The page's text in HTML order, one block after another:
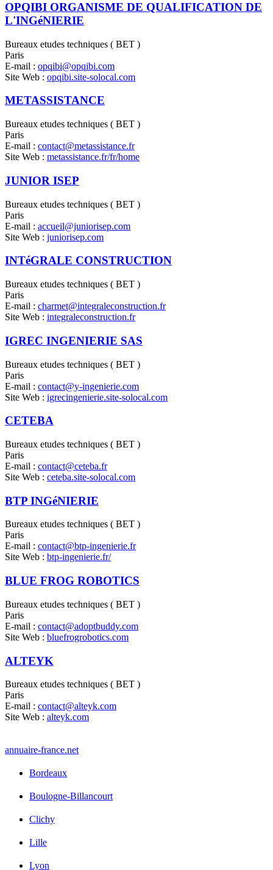
OPQIBI ORGANISME DE QUALIFICATION DE
L'INGéNIERIE
Bureaux etudes techniques ( BET )
Paris
E-mail : opqibi@opqibi.com
Site Web : opqibi.site-solocal.com
METASSISTANCE
Bureaux etudes techniques ( BET )
Paris
E-mail : contact@metassistance.fr
Site Web : metassistance.fr/fr/home
JUNIOR ISEP
Bureaux etudes techniques ( BET )
Paris
E-mail : accueil@juniorisep.com
Site Web : juniorisep.com
INTéGRALE CONSTRUCTION
Bureaux etudes techniques ( BET )
Paris
E-mail : charmet@integraleconstruction.fr
Site Web : integraleconstruction.fr
IGREC INGENIERIE SAS
Bureaux etudes techniques ( BET )
Paris
E-mail : contact@y-ingenierie.com
Site Web : igrecingenierie.site-solocal.com
CETEBA
Bureaux etudes techniques ( BET )
Paris
E-mail : contact@ceteba.fr
Site Web : ceteba.site-solocal.com
BTP INGéNIERIE
Bureaux etudes techniques ( BET )
Paris
E-mail : contact@btp-ingenierie.fr
Site Web : btp-ingenierie.fr/
BLUE FROG ROBOTICS
Bureaux etudes techniques ( BET )
Paris
E-mail : contact@adoptbuddy.com
Site Web : bluefrogrobotics.com
ALTEYK
Bureaux etudes techniques ( BET )
Paris
E-mail : contact@alteyk.com
Site Web : alteyk.com
annuaire-france.net
Bordeaux
Boulogne-Billancourt
Clichy
Lille
Lyon